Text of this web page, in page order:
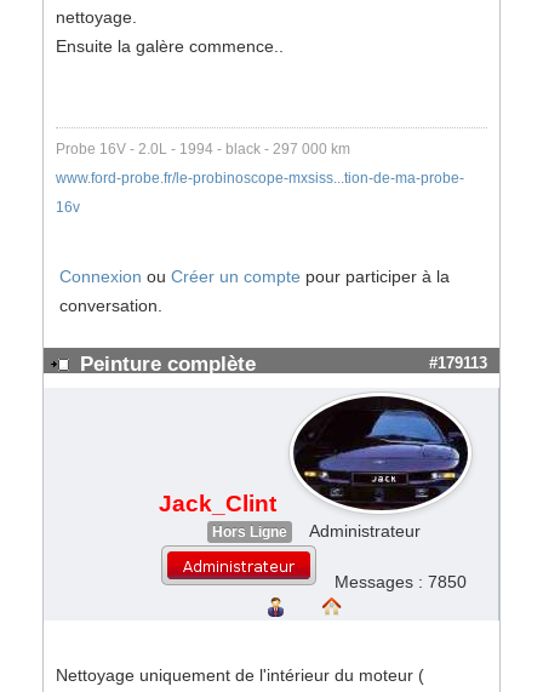
nettoyage.
Ensuite la galère commence..
Probe 16V - 2.0L - 1994 - black - 297 000 km
www.ford-probe.fr/le-probinoscope-mxsiss...tion-de-ma-probe-
16v
Connexion ou Créer un compte pour participer à la
conversation.
Peinture complète #179113
Jack_Clint
Hors Ligne Administrateur
Messages : 7850
Nettoyage uniquement de l'intérieur du moteur (